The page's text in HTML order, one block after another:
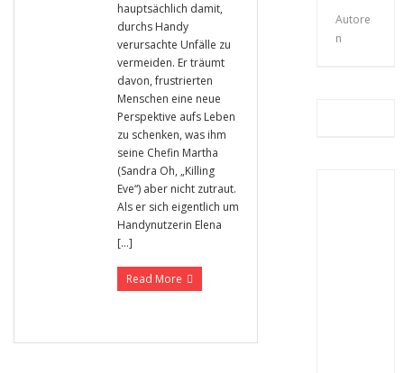
hauptsächlich damit,
durchs Handy
verursachte Unfälle zu
vermeiden. Er träumt
davon, frustrierten
Menschen eine neue
Perspektive aufs Leben
zu schenken, was ihm
seine Chefin Martha
(Sandra Oh, „Killing
Eve“) aber nicht zutraut.
Als er sich eigentlich um
Handynutzerin Elena
[…]
Read More
Autore
n